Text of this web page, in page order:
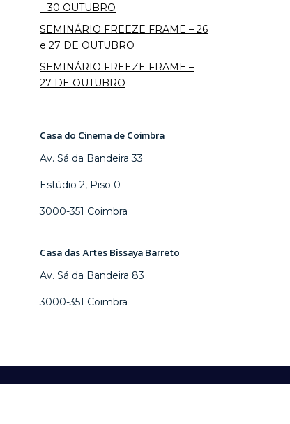
– 30 OUTUBRO
SEMINÁRIO FREEZE FRAME – 26
e 27 DE OUTUBRO
SEMINÁRIO FREEZE FRAME –
27 DE OUTUBRO
Casa do Cinema de Coimbra
Av. Sá da Bandeira 33
Estúdio 2, Piso 0
3000-351 Coimbra
Casa das Artes Bissaya Barreto
Av. Sá da Bandeira 83
3000-351 Coimbra